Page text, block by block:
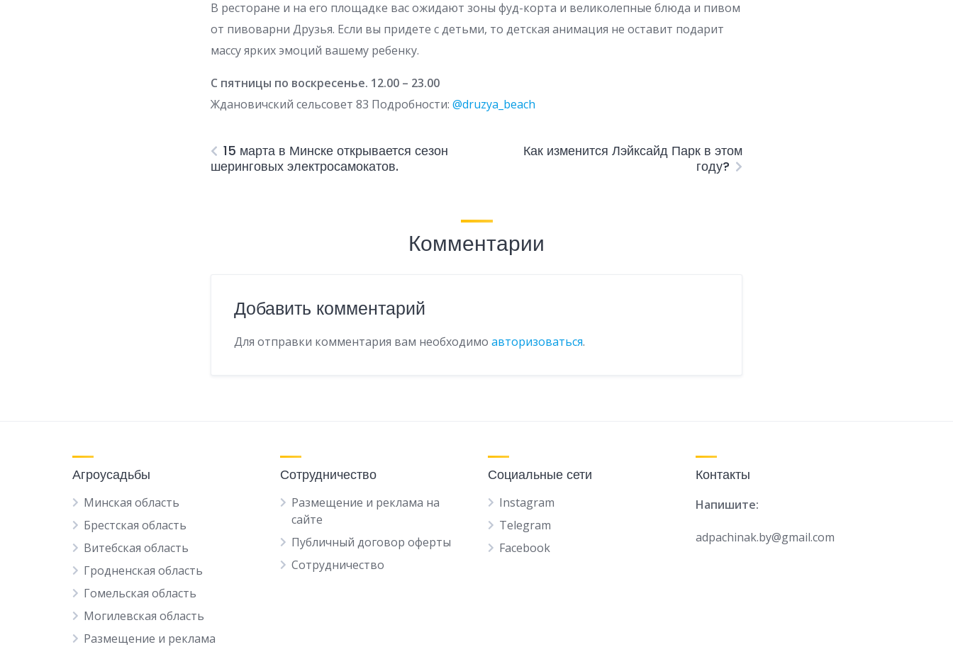
В ресторане и на его площадке вас ожидают зоны фуд-корта и великолепные блюда и пивом
от пивоварни Друзья. Если вы придете с детьми, то детская анимация не оставит подарит
массу ярких эмоций вашему ребенку.
С пятницы по воскресенье. 12.00 – 23.00
Ждановичский сельсовет 83 Подробности:@druzya_beach
15 марта в Минске открывается сезон
шеринговых электросамокатов.
Как изменится Лэйксайд Парк в этом
году?
Комментарии
Добавить комментарий
Для отправки комментария вам необходимоавторизоваться.
Агроусадьбы
Минская область
Брестская область
Витебская область
Гродненская область
Гомельская область
Могилевская область
Размещение и реклама
Сотрудничество
Размещение и реклама на
сайте
Публичный договор оферты
Сотрудничество
Социальные сети
Instagram
Telegram
Facebook
Контакты
Напишите:
adpachinak.by@gmail.com